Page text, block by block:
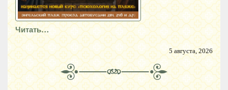
Читать…
5 августа, 2026